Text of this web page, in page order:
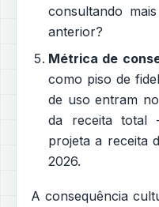
consultando
anterior?
Métrica de
como piso de
de uso entram
da receita
projeta a receita
2026.
A consequência